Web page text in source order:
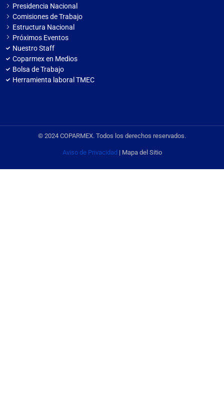
Presidencia Nacional
Comisiones de Trabajo
Estructura Nacional
Próximos Eventos
Nuestro Staff
Coparmex en Medios
Bolsa de Trabajo
Herramienta laboral TMEC
© 2024 COPARMEX. Todos los derechos reservados.
Aviso de Privacidad | Mapa del Sitio